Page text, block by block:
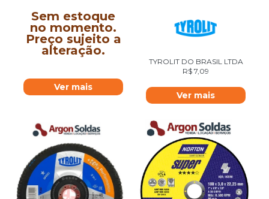
Sem estoque
no momento.
Preço sujeito a
alteração.
Ver mais
TYROLIT DO BRASIL LTDA
R$ 7,09
Ver mais